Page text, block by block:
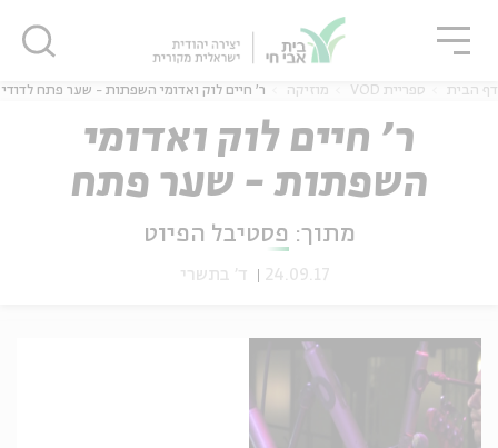
אנגלית
דף הבית ספריית VOD מוזיקה ר' חיים לוק ואדומי השפתות - שער פתח לדודי
ר' חיים לוק ואדומי
השפתות - שער פתח
לדודימתוך: פסטיבל הפיוט
24.09.17 ד' בתשרי
סגור